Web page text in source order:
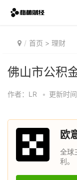
首页 > 理财
佛山市公积
作者：LR • 更新时
欧
全球
利。